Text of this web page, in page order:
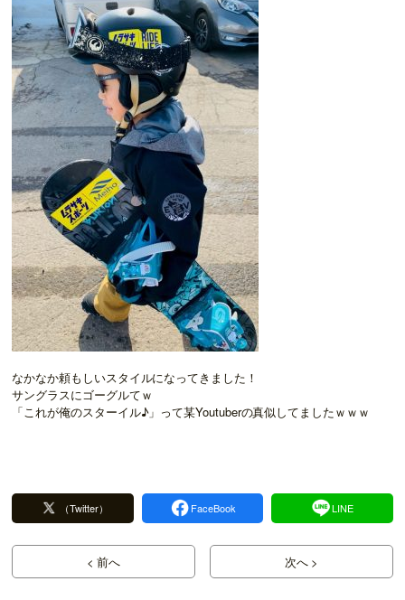
なかなか頼もしいスタイルになってきました！
サングラスにゴーグルてｗ
「これが俺のスターイル♪」って某Youtuberの真似してましたｗｗｗ
（Twitter） FaceBook LINE
< 前へ 次へ >